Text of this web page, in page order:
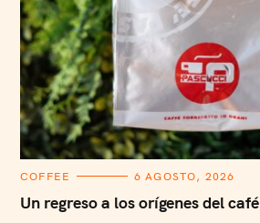
C
T
E
COFFEE 6 AGOSTO, 2026
Un regreso a los orígenes del café